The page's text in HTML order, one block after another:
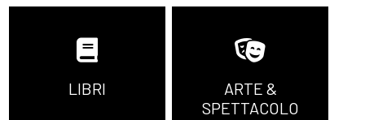
LIBRI
ARTE &
SPETTACOLO